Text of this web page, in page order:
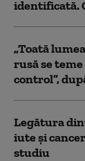
identificată.
„Toată
rusă se teme
control”,
Legătura
iute și
studiu